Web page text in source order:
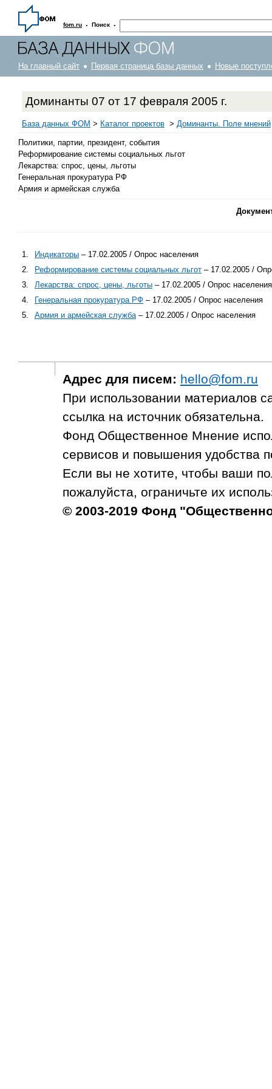
fom.ru · Поиск ·
На главный сайт Первая страница базы данных Новые
Доминанты 07 от 17 февраля 2005 г.
База данных ФОМ > Каталог проектов > Доминанты. Поле мнений
Политики, партии, президент, события
Реформирование системы социальных льгот
Лекарства: спрос, цены, льготы
Генеральная прокуратура РФ
Армия и армейская служба
1. Индикаторы – 17.02.2005 / Опрос населения
2.
Реформирование системы социальных льгот – 17.02.2005 /
3.
Лекарства: спрос, цены, льготы – 17.02.2005 / Опрос населения
4.
Генеральная прокуратура РФ – 17.02.2005 / Опрос населения
5.
Армия и армейская служба – 17.02.2005 / Опрос населения
Адрес для писем: hello@fom.ru
При использовании материалов
ссылка на источник обязательна.
Фонд Общественное Мнение
сервисов и повышения удобства
Если вы не хотите, чтобы ваши
пожалуйста, ограничьте их
© 2003-2019 Фонд